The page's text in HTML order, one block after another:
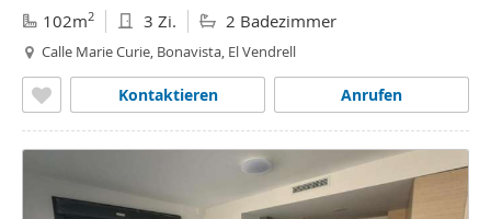
102m2 3 Zi. 2 Badezimmer
Calle Marie Curie, Bonavista, El Vendrell
Anrufen
Kontaktieren